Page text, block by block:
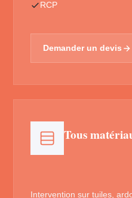
RCP
Demander un devis
Tous
Intervention sur tuiles,